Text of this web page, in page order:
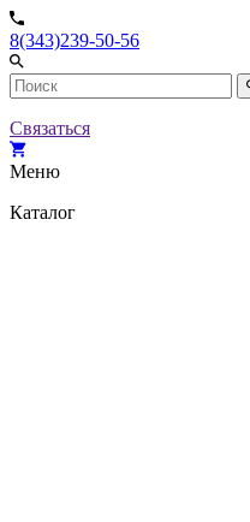
8(343)239-50-56
Связаться
Меню
Каталог